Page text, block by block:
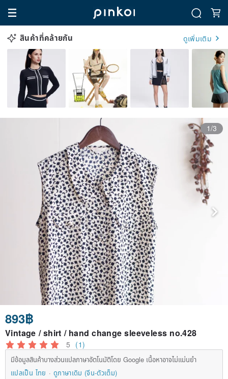
สินค้าที่คล้ายกัน ดูเพิ่มเติม
1/3
893฿
Vintage / shirt / hand change sleeveless no.428
5 (1)
มีข้อมูลสินค้าบางส่วนแปลภาษาอัตโนมัติโดย Google เนื้อหาอาจไม่แม่นยำ
แปลเป็น ไทย
ดูภาษาเดิม (จีน-ตัวเต็ม)